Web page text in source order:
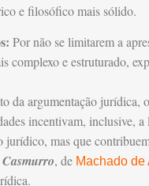
e filosófico mais sólido.
Por não se limitarem a
complexo e estruturado,
argumentação jurídica,
incentivam, inclusive, a
mas que
, de Machado de